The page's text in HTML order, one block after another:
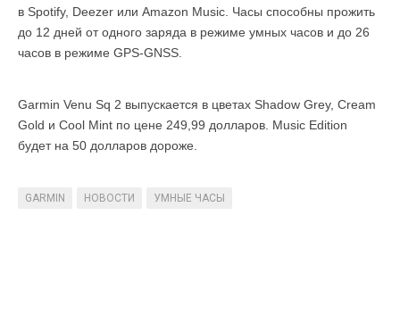
в Spotify, Deezer или Amazon Music. Часы способны прожить
до 12 дней от одного заряда в режиме умных часов и до 26
часов в режиме GPS-GNSS.
Garmin Venu Sq 2 выпускается в цветах Shadow Grey, Cream
Gold и Cool Mint по цене 249,99 долларов. Music Edition
будет на 50 долларов дороже.
GARMIN НОВОСТИ УМНЫЕ ЧАСЫ